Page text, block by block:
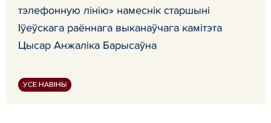
тэлефонную лінію» намеснік старшыні
Іўеўскага раённага выканаўчага камітэта
Цысар Анжаліка Барысаўна
УСЕ НАВІНЫ